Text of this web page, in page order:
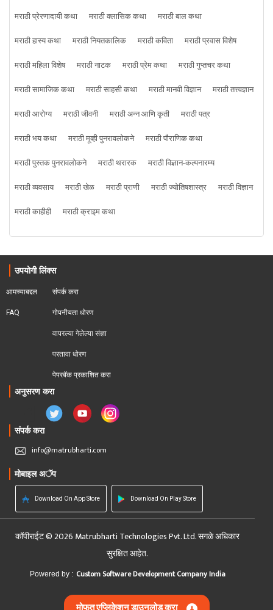
मराठी प्रेरणादायी कथा
मराठी क्लासिक कथा
मराठी बाल कथा
मराठी हास्य कथा
मराठी नियतकालिक मराठी कविता
मराठी प्रवास विशेष
मराठी महिला विशेष
मराठी नाटक मराठी प्रेम कथा
मराठी गुप्तचर कथा
मराठी सामाजिक कथा
मराठी साहसी कथा मराठी मानवी विज्ञान
मराठी तत्त्वज्ञान
मराठी आरोग्य
मराठी जीवनी मराठी अन्न आणि कृती
मराठी पत्र
मराठी भय कथा
मराठी मूव्ही पुनरावलोकने
मराठी पौराणिक कथा
मराठी पुस्तक पुनरावलोकने
मराठी थरारक
मराठी विज्ञान-कल्पनारम्य
मराठी व्यवसाय
मराठी खेळ मराठी प्राणी मराठी ज्योतिषशास्त्र
मराठी विज्ञान
मराठी काहीही
मराठी क्राइम कथा
उपयोगी लिंक्स
आमच्याबद्दल
FAQ
संपर्क करा
गोपनीयता धोरण
वापरल्या गेलेल्या संज्ञा
परतावा धोरण
पेपरबॅक प्रकाशित करा
अनुसरण करा
संपर्क करा
info@matrubharti.com
मोबाइल अॅप
Download On App Store Download On Play Store
कॉपीराईट © 2026 Matrubharti Technologies Pvt. Ltd. सगळे अधिकार
सुरक्षित आहेत.
Powered by : Custom Software Development Company India